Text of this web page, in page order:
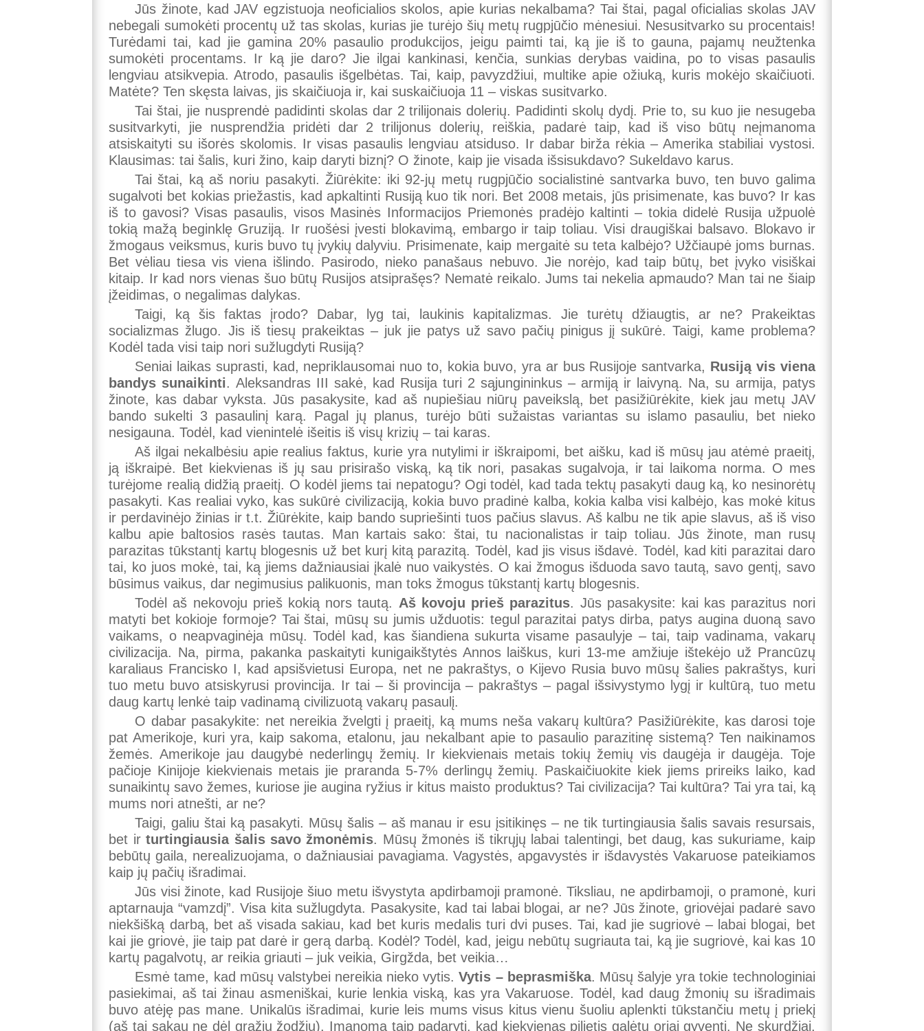
Jūs žinote, kad JAV egzistuoja neoficialios skolos, apie kurias nekalbama? Tai štai, pagal oficialias skolas JAV
nebegali sumokėti procentų už tas skolas, kurias jie turėjo šių metų rugpjūčio mėnesiui. Nesusitvarko su procentais!
Turėdami tai, kad jie gamina 20% pasaulio produkcijos, jeigu paimti tai, ką jie iš to gauna, pajamų neužtenka
sumokėti procentams. Ir ką jie daro? Jie ilgai kankinasi, kenčia, sunkias derybas vaidina, po to visas pasaulis
lengviau atsikvepia. Atrodo, pasaulis išgelbėtas. Tai, kaip, pavyzdžiui, multike apie ožiuką, kuris mokėjo skaičiuoti.
Matėte? Ten skęsta laivas, jis skaičiuoja ir, kai suskaičiuoja 11 – viskas susitvarko.
Tai štai, jie nusprendė padidinti skolas dar 2 trilijonais dolerių. Padidinti skolų dydį. Prie to, su kuo jie nesugeba
susitvarkyti, jie nusprendžia pridėti dar 2 trilijonus dolerių, reiškia, padarė taip, kad iš viso būtų neįmanoma
atsiskaityti su išorės skolomis. Ir visas pasaulis lengviau atsiduso. Ir dabar birža rėkia – Amerika stabiliai vystosi.
Klausimas: tai šalis, kuri žino, kaip daryti biznį? O žinote, kaip jie visada išsisukdavo? Sukeldavo karus.
Tai štai, ką aš noriu pasakyti. Žiūrėkite: iki 92-jų metų rugpjūčio socialistinė santvarka buvo, ten buvo galima
sugalvoti bet kokias priežastis, kad apkaltinti Rusiją kuo tik nori. Bet 2008 metais, jūs prisimenate, kas buvo? Ir kas
iš to gavosi? Visas pasaulis, visos Masinės Informacijos Priemonės pradėjo kaltinti – tokia didelė Rusija užpuolė
tokią mažą beginklę Gruziją. Ir ruošėsi įvesti blokavimą, embargo ir taip toliau. Visi draugiškai balsavo. Blokavo ir
žmogaus veiksmus, kuris buvo tų įvykių dalyviu. Prisimenate, kaip mergaitė su teta kalbėjo? Užčiaupė joms burnas.
Bet vėliau tiesa vis viena išlindo. Pasirodo, nieko panašaus nebuvo. Jie norėjo, kad taip būtų, bet įvyko visiškai
kitaip. Ir kad nors vienas šuo būtų Rusijos atsiprašęs? Nematė reikalo. Jums tai nekelia apmaudo? Man tai ne šiaip
įžeidimas, o negalimas dalykas.
Taigi, ką šis faktas įrodo? Dabar, lyg tai, laukinis kapitalizmas. Jie turėtų džiaugtis, ar ne? Prakeiktas
socializmas žlugo. Jis iš tiesų prakeiktas – juk jie patys už savo pačių pinigus jį sukūrė. Taigi, kame problema?
Kodėl tada visi taip nori sužlugdyti Rusiją?
Seniai laikas suprasti, kad, nepriklausomai nuo to, kokia buvo, yra ar bus Rusijoje santvarka, Rusiją vis viena
bandys sunaikinti. Aleksandras III sakė, kad Rusija turi 2 sąjungininkus – armiją ir laivyną. Na, su armija, patys
žinote, kas dabar vyksta. Jūs pasakysite, kad aš nupiešiau niūrų paveikslą, bet pasižiūrėkite, kiek jau metų JAV
bando sukelti 3 pasaulinį karą. Pagal jų planus, turėjo būti sužaistas variantas su islamo pasauliu, bet nieko
nesigauna. Todėl, kad vienintelė išeitis iš visų krizių – tai karas.
Aš ilgai nekalbėsiu apie realius faktus, kurie yra nutylimi ir iškraipomi, bet aišku, kad iš mūsų jau atėmė praeitį,
ją iškraipė. Bet kiekvienas iš jų sau prisirašo viską, ką tik nori, pasakas sugalvoja, ir tai laikoma norma. O mes
turėjome realią didžią praeitį. O kodėl jiems tai nepatogu? Ogi todėl, kad tada tektų pasakyti daug ką, ko nesinorėtų
pasakyti. Kas realiai vyko, kas sukūrė civilizaciją, kokia buvo pradinė kalba, kokia kalba visi kalbėjo, kas mokė kitus
ir perdavinėjo žinias ir t.t. Žiūrėkite, kaip bando supriešinti tuos pačius slavus. Aš kalbu ne tik apie slavus, aš iš viso
kalbu apie baltosios rasės tautas. Man kartais sako: štai, tu nacionalistas ir taip toliau. Jūs žinote, man rusų
parazitas tūkstantį kartų blogesnis už bet kurį kitą parazitą. Todėl, kad jis visus išdavė. Todėl, kad kiti parazitai daro
tai, ko juos mokė, tai, ką jiems dažniausiai įkalė nuo vaikystės. O kai žmogus išduoda savo tautą, savo gentį, savo
būsimus vaikus, dar negimusius palikuonis, man toks žmogus tūkstantį kartų blogesnis.
Todėl aš nekovoju prieš kokią nors tautą. Aš kovoju prieš parazitus. Jūs pasakysite: kai kas parazitus nori
matyti bet kokioje formoje? Tai štai, mūsų su jumis užduotis: tegul parazitai patys dirba, patys augina duoną savo
vaikams, o neapvaginėja mūsų. Todėl kad, kas šiandiena sukurta visame pasaulyje – tai, taip vadinama, vakarų
civilizacija. Na, pirma, pakanka paskaityti kunigaikštytės Annos laiškus, kuri 13-me amžiuje ištekėjo už Prancūzų
karaliaus Francisko I, kad apsišvietusi Europa, net ne pakraštys, o Kijevo Rusia buvo mūsų šalies pakraštys, kuri
tuo metu buvo atsiskyrusi provincija. Ir tai – ši provincija – pakraštys – pagal išsivystymo lygį ir kultūrą, tuo metu
daug kartų lenkė taip vadinamą civilizuotą vakarų pasaulį.
O dabar pasakykite: net nereikia žvelgti į praeitį, ką mums neša vakarų kultūra? Pasižiūrėkite, kas darosi toje
pat Amerikoje, kuri yra, kaip sakoma, etalonu, jau nekalbant apie to pasaulio parazitinę sistemą? Ten naikinamos
žemės. Amerikoje jau daugybė nederlingų žemių. Ir kiekvienais metais tokių žemių vis daugėja ir daugėja. Toje
pačioje Kinijoje kiekvienais metais jie praranda 5-7% derlingų žemių. Paskaičiuokite kiek jiems prireiks laiko, kad
sunaikintų savo žemes, kuriose jie augina ryžius ir kitus maisto produktus? Tai civilizacija? Tai kultūra? Tai yra tai, ką
mums nori atnešti, ar ne?
Taigi, galiu štai ką pasakyti. Mūsų šalis – aš manau ir esu įsitikinęs – ne tik turtingiausia šalis savais resursais,
bet irturtingiausia šalis savo žmonėmis. Mūsų žmonės iš tikrųjų labai talentingi, bet daug, kas sukuriame, kaip
bebūtų gaila, nerealizuojama, o dažniausiai pavagiama. Vagystės, apgavystės ir išdavystės Vakaruose pateikiamos
kaip jų pačių išradimai.
Jūs visi žinote, kad Rusijoje šiuo metu išvystyta apdirbamoji pramonė. Tiksliau, ne apdirbamoji, o pramonė, kuri
aptarnauja “vamzdį”. Visa kita sužlugdyta. Pasakysite, kad tai labai blogai, ar ne? Jūs žinote, griovėjai padarė savo
niekšišką darbą, bet aš visada sakiau, kad bet kuris medalis turi dvi puses. Tai, kad jie sugriovė – labai blogai, bet
kai jie griovė, jie taip pat darė ir gerą darbą. Kodėl? Todėl, kad, jeigu nebūtų sugriauta tai, ką jie sugriovė, kai kas 10
kartų pagalvotų, ar reikia griauti – juk veikia, Girgžda, bet veikia…
Esmė tame, kad mūsų valstybei nereikia nieko vytis.Vytis – beprasmiška. Mūsų šalyje yra tokie technologiniai
pasiekimai, aš tai žinau asmeniškai, kurie lenkia viską, kas yra Vakaruose. Todėl, kad daug žmonių su išradimais
buvo atėję pas mane. Unikalūs išradimai, kurie leis mums visus kitus vienu šuoliu aplenkti tūkstančiu metų į priekį
(aš tai sakau ne dėl gražių žodžių). Įmanoma taip padaryti, kad kiekvienas pilietis galėtų oriai gyventi. Ne skurdžiai,